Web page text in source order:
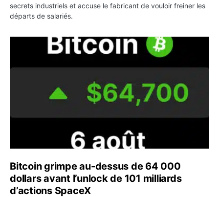
secrets industriels et accuse le fabricant de vouloir freiner les
départs de salariés.
Bitcoin grimpe au-dessus de 64 000 dollars avant
Bitcoin grimpe au-dessus de 64 000
dollars avant l’unlock de 101 milliards
d’actions SpaceX